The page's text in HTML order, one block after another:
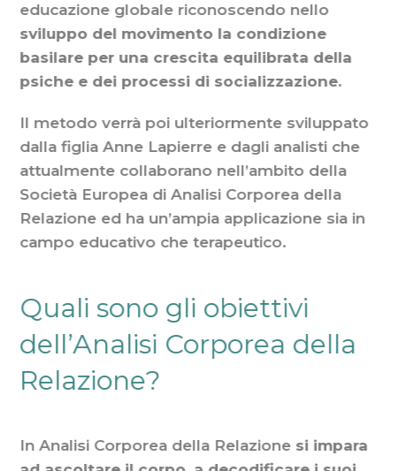
educazione globale riconoscendo nello
sviluppo del movimento la condizione
basilare per una crescita equilibrata della
psiche e dei processi di socializzazione.
Il metodo verrà poi ulteriormente sviluppato
dalla figlia Anne Lapierre e dagli analisti che
attualmente collaborano nell’ambito della
Società Europea di Analisi Corporea della
Relazione ed ha un’ampia applicazione sia in
campo educativo che terapeutico.
Quali sono gli obiettivi
dell’Analisi Corporea della
Relazione?
In Analisi Corporea della Relazione si impara